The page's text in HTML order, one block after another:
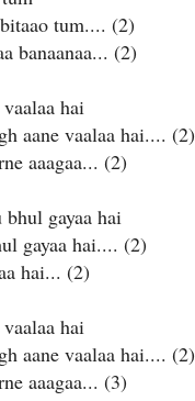
tum.... (2)
banaanaa... (2)
hai
aane vaalaa hai.... (2)
aaagaa... (2)
gayaa hai
gayaa hai.... (2)
hai... (2)
hai
aane vaalaa hai.... (2)
aaagaa... (3)